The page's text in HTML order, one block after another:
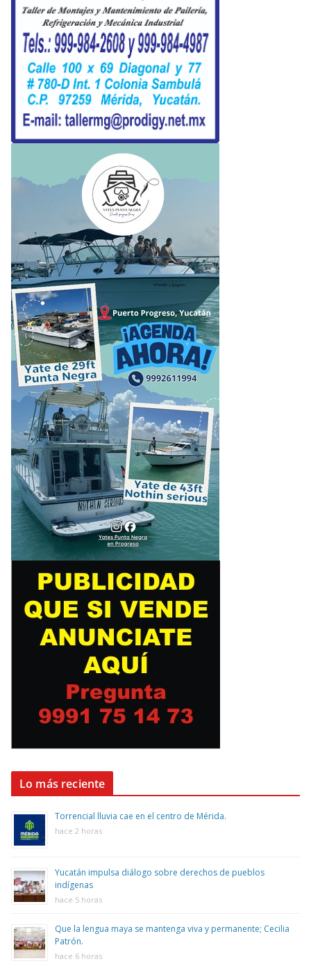
Lo más reciente
Torrencial lluvia cae en el centro de Mérida.
hace 2 horas
Yucatán impulsa diálogo sobre derechos de pueblos
indígenas
hace 5 horas
Que la lengua maya se mantenga viva y permanente; Cecilia
Patrón.
hace 6 horas